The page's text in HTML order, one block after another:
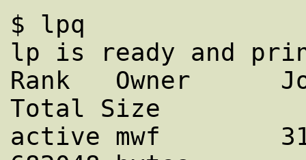
$ lpq
lp is ready and
Rank   Owner
Total Size
active mwf